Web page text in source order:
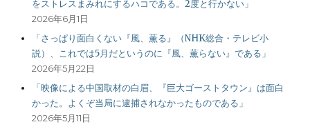
をストレスまみれにするハコである。2度と行かない」
2026年6月1日
「さっぱり面白くない『風、薫る』（NHK総合・テレビ小
説）、これでは5月だというのに『風、薫らない』である」
2026年5月22日
「映像による中国取材の白眉、『巨大ゴーストタウン』は面白
かった。よくぞ当局に逮捕されなかったものである」
2026年5月11日